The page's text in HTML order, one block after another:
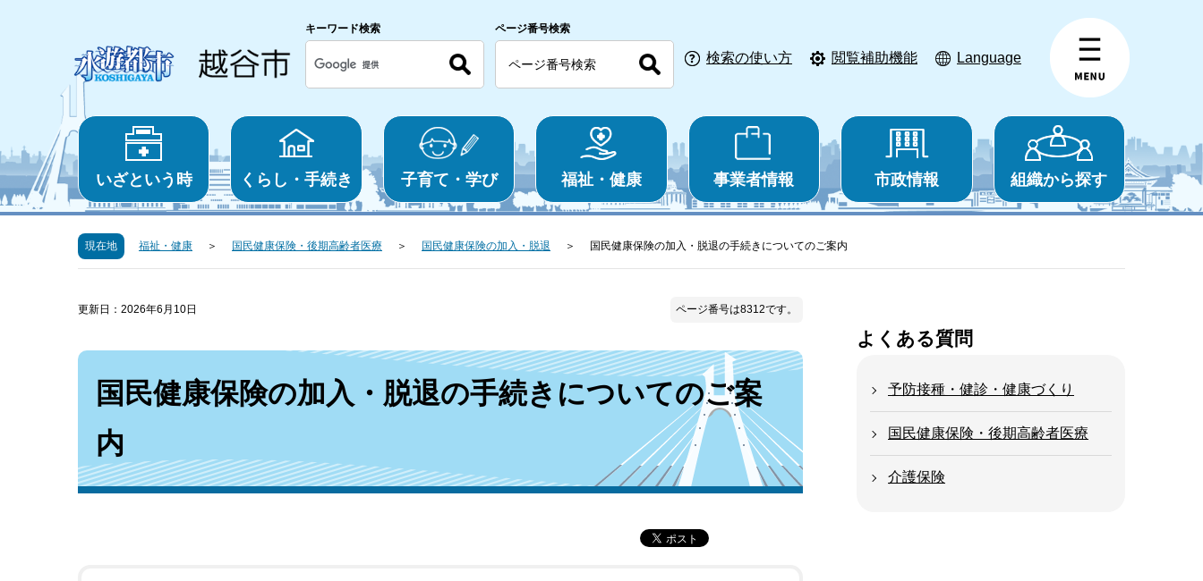
キーワード検索 ページ番号検索
検索の使い方 閲覧補助機能 Language
いざという時 くらし・手続き 子育て・学び 福祉・健康 事業者情報 市政情報 組織から探す
現在地 福祉・健康 国民健康保険・後期高齢者医療 国民健康保険の加入・脱退 国民健康保険の加入・脱退の手続きについてのご案内
更新日：2026年6月10日 ページ番号は8312です。
国民健康保険の加入・脱退の手続きについてのご案
内
よくある質問
予防接種・健診・健康づくり
国民健康保険・後期高齢者医療
介護保険